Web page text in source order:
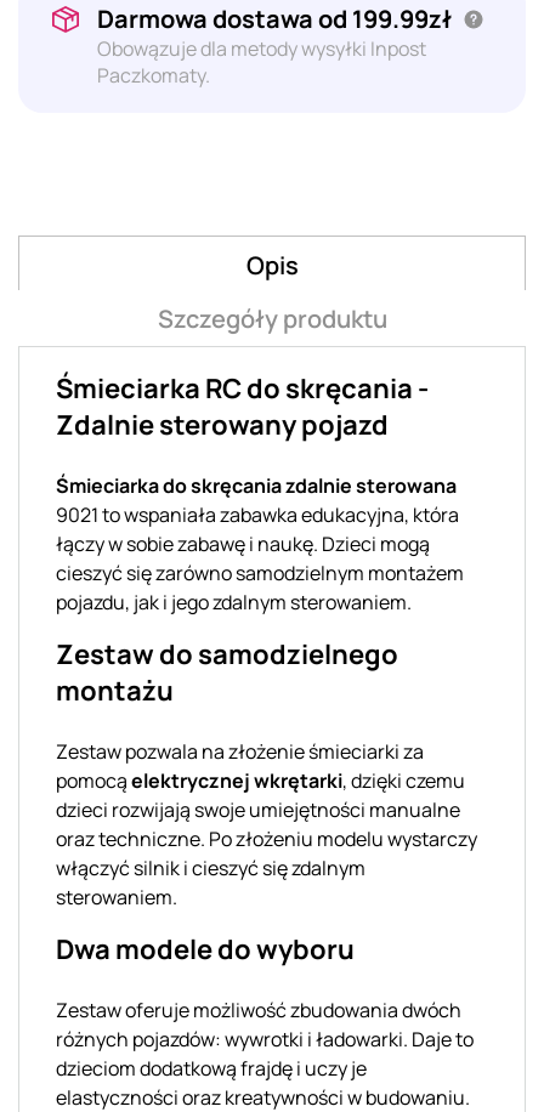
Darmowa dostawa od 199.99zł
Obowązuje dla metody wysyłki Inpost
Paczkomaty.
Opis
Szczegóły produktu
Śmieciarka RC do skręcania -
Zdalnie sterowany pojazd
Śmieciarka do skręcania zdalnie sterowana
9021 to wspaniała zabawka edukacyjna, która
łączy w sobie zabawę i naukę. Dzieci mogą
cieszyć się zarówno samodzielnym montażem
pojazdu, jak i jego zdalnym sterowaniem.
Zestaw do samodzielnego
montażu
Zestaw pozwala na złożenie śmieciarki za
pomocąelektrycznej wkrętarki, dzięki czemu
dzieci rozwijają swoje umiejętności manualne
oraz techniczne. Po złożeniu modelu wystarczy
włączyć silnik i cieszyć się zdalnym
sterowaniem.
Dwa modele do wyboru
Zestaw oferuje możliwość zbudowania dwóch
różnych pojazdów: wywrotki i ładowarki. Daje to
dzieciom dodatkową frajdę i uczy je
elastyczności oraz kreatywności w budowaniu.